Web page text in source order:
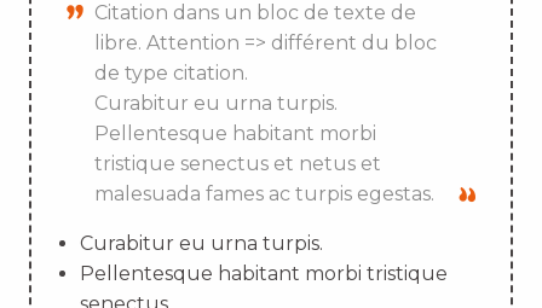
Citation dans un bloc de texte de
libre. Attention => différent du bloc
de type citation.
Curabitur eu urna turpis.
Pellentesque habitant morbi
tristique senectus et netus et
malesuada fames ac turpis egestas.
Curabitur eu urna turpis.
Pellentesque habitant morbi tristique